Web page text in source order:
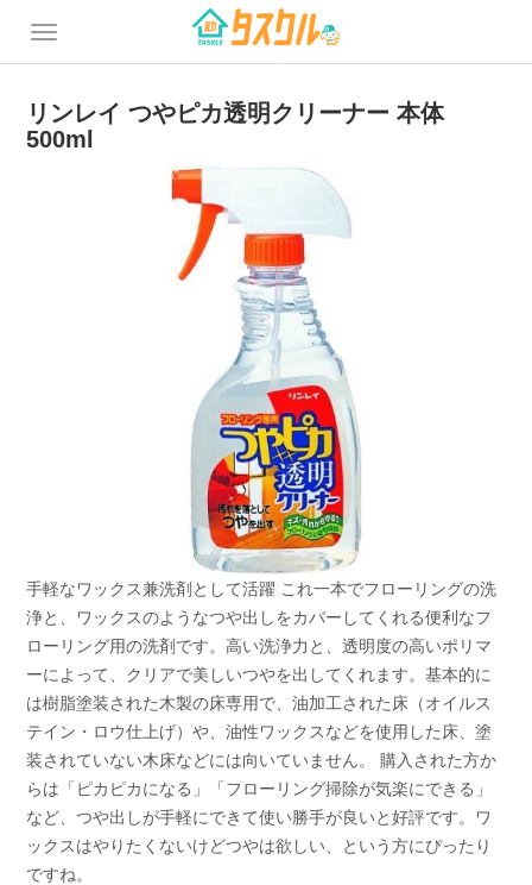
リンレイ つやピカ透明クリーナー 本体
500ml
手軽なワックス兼洗剤として活躍 これ一本でフローリングの洗
浄と、ワックスのようなつや出しをカバーしてくれる便利なフ
ローリング用の洗剤です。高い洗浄力と、透明度の高いポリマ
ーによって、クリアで美しいつやを出してくれます。基本的に
は樹脂塗装された木製の床専用で、油加工された床（オイルス
テイン・ロウ仕上げ）や、油性ワックスなどを使用した床、塗
装されていない木床などには向いていません。 購入された方か
らは「ピカピカになる」「フローリング掃除が気楽にできる」
など、つや出しが手軽にできて使い勝手が良いと好評です。ワ
ックスはやりたくないけどつやは欲しい、という方にぴったり
ですね。